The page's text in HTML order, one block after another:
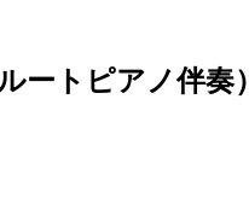
ートピアノ伴奏）